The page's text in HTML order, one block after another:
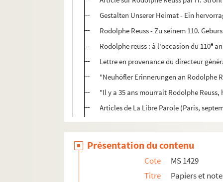
Gestalten Unserer Heimat - Ein
Rodolphe Reuss - Zu seinem 110.
Rodolphe reuss : à l'occasion du 110e
Lettre en provenance du directeur
"Neuhöfler Erinnerungen an Rodolphe
"Il y a 35 ans mourrait Rodolphe
Articles de La Libre Parole (Paris,
Présentation du contenu
Cote
MS 1429
Titre
Papiers et